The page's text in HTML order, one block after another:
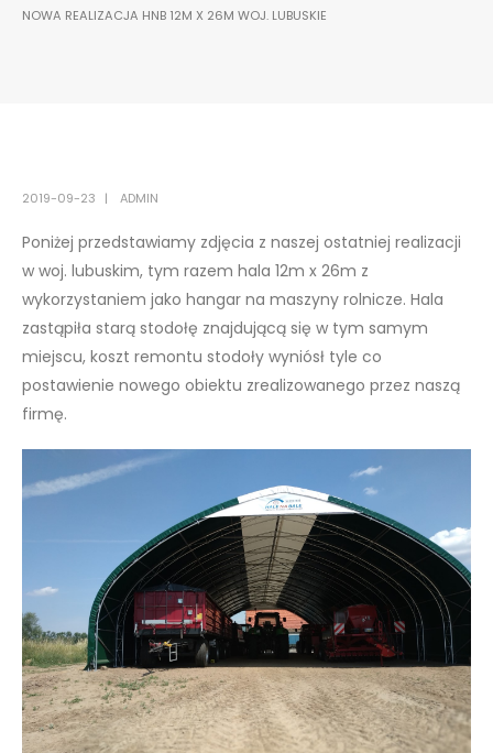
NOWA REALIZACJA HNB 12M X 26M WOJ. LUBUSKIE
2019-09-23 ADMIN
Poniżej przedstawiamy zdjęcia z naszej ostatniej realizacji
w woj. lubuskim, tym razem hala 12m x 26m z
wykorzystaniem jako hangar na maszyny rolnicze. Hala
zastąpiła starą stodołę znajdującą się w tym samym
miejscu, koszt remontu stodoły wyniósł tyle co
postawienie nowego obiektu zrealizowanego przez naszą
firmę.